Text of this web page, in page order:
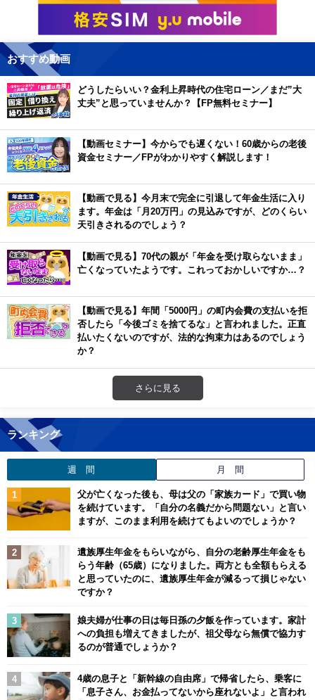
おすすめ動画
どうしたらいい？金利上昇時代の住宅ローン／まだ”大
丈夫”と思っていませんか？【FP無料セミナー】
【動画セミナー】今からでも遅くない！60歳からの老後
資金セミナー／FPがわかりやすく解説します！
【動画で見る】今月末で完全に引退して年金生活に入り
ます。年金は「月20万円」の見込みですが、どのくらい
天引きされるのでしょう？
【動画で見る】70代の親が「年金を受け取らないまま」
亡くなっていたようです。これっておかしいですか…？
【動画で見る】年間「5000円」の町内会費の支払いを拒
否したら「今後ゴミを捨てるな」と言われました。正直
払いたくないのですが、法的な拘束力はあるのでしょう
か？
さらに見る
ランキング
週 間 月 間
父が亡くなった後も、母は父の「家族カード」で買い物
を続けています。「自分の名義だから問題ない」と言い
ますが、このまま利用を続けてもよいのでしょうか？
遺族厚生年金をもらいながら、自分の老齢厚生年金をも
らう年齢（65歳）になりました。両方とも全額もらえる
と思っていたのに、遺族厚生年金が減るって損じゃない
ですか？
娘夫婦が仕事の日は毎日孫の夕飯を作っています。家計
への負担も増えてきましたが、祖父母なら無償で協力す
るのが普通でしょうか？
4歳の息子と「新幹線の自由席」で帰省したら、乗客に
「息子さん、お金払ってないから座れないよ」と言われ